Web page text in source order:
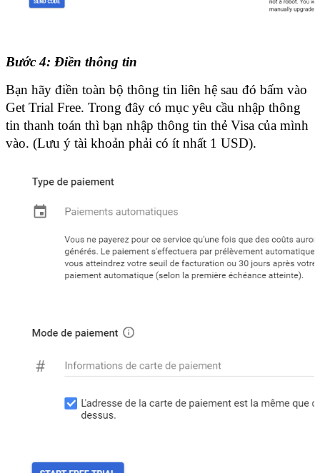
Bước 4: Điền thông tin
Bạn hãy điền toàn bộ thông tin liên hệ sau đó bấm vào
Get Trial Free. Trong đây có mục yêu cầu nhập thông
tin thanh toán thì bạn nhập thông tin thẻ Visa của mình
vào. (Lưu ý tài khoản phải có ít nhất 1 USD).